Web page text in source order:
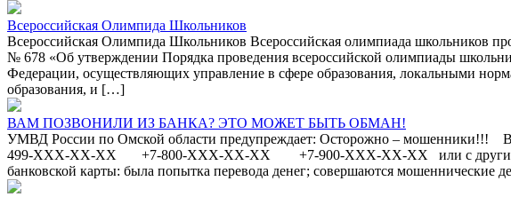
Всероссийская Олимпида Школьников
Всероссийская Олимпида Школьников Всероссийская олимпиада школьников
№ 678 «Об утверждении Порядка проведения всероссийской олимпиады
Федерации, осуществляющих управление в сфере образования, локальными
образования, и […]
ВАМ ПОЗВОНИЛИ ИЗ БАНКА? ЭТО МОЖЕТ БЫТЬ ОБМАН!
УМВД России по Омской области предупреждает: Осторожно –
499-ХХХ-ХХ-ХХ +7-800-ХХХ-ХХ-ХХ +7-900-ХХХ-ХХ-ХХ или с других
банковской карты: была попытка перевода денег; совершаются мошеннические